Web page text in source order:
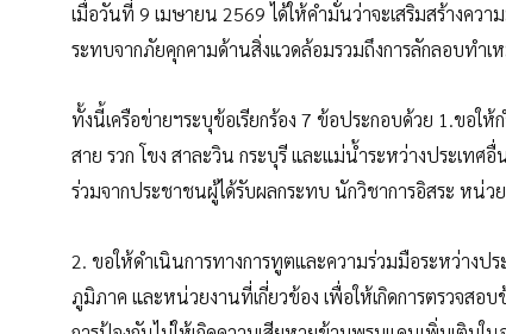
เมื่อวันที่ 9 เมษายน 2569 ได้ให้คำมั่นว่าจะเสริมสร้างค
ระทบจากภัยคุกคามด้านสิ่งแวดล้อมรวมถึงการลักลอบทำเ
ทั้งนี้เครือข่ายฯระบุข้อเรียกร้อง 7 ข้อประกอบด้วย 1.ข
สาย รวก โขง สาละวิน กระบุรี และแม่น้ำระหว่างประเท
ร่วมจากประชาชนผู้ได้รับผลกระทบ นักวิชาการอิสระ หน่
2. ขอให้ดำเนินการทางการทูตและความร่วมมือระหว่างปร
ภูมิภาค และหน่วยงานที่เกี่ยวข้อง เพื่อให้เกิดการตรวจส